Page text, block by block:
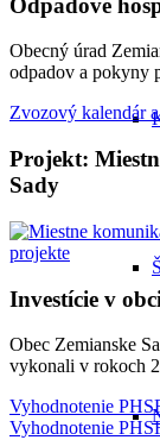
Odpadové
Obecný úrad
odpadov a pokyny
Zvozový kalendár
Projekt:
Sady
Investície v
Obec Zemianske
vykonali v rokoch
Vyhodnotenie
Vyhodnotenie